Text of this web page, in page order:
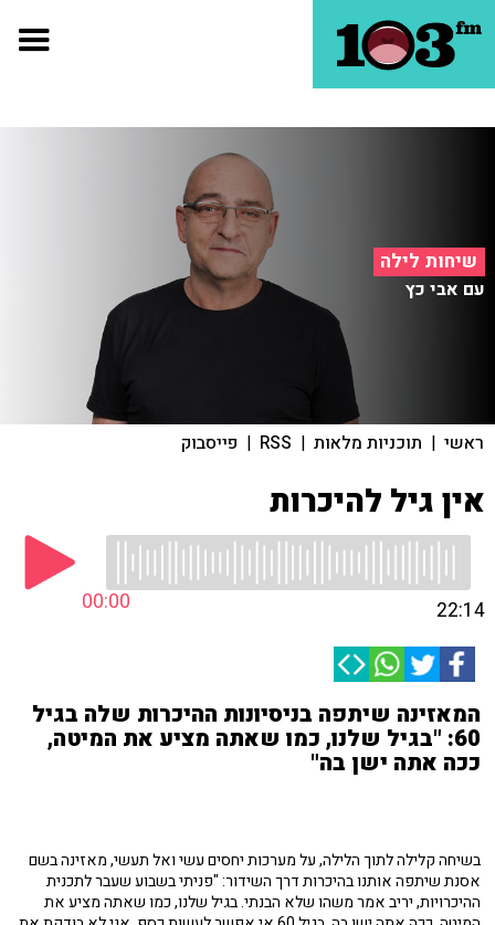
שיחות לילה
עם אבי כץ
ראשי | תוכניות מלאות |
RSS
| פייסבוק
אין גיל להיכרות
00:00 22:14
המאזינה שיתפה בניסיונות ההיכרות שלה בגיל
60: "בגיל שלנו, כמו שאתה מציע את המיטה,
ככה אתה ישן בה"
בשיחה קלילה לתוך הלילה, על מערכות יחסים עשי ואל תעשי, מאזינה בשם
אסנת שיתפה אותנו בהיכרות דרך השידור: "פניתי בשבוע שעבר לתכנית
ההיכרויות, יריב אמר משהו שלא הבנתי. בגיל שלנו, כמו שאתה מציע את